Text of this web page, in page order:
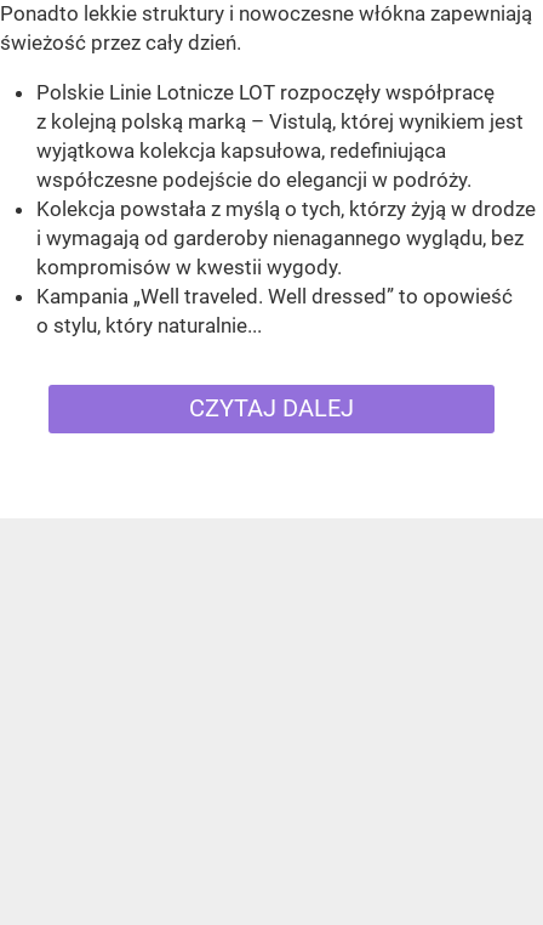
Ponadto lekkie struktury i nowoczesne włókna zapewniają
świeżość przez cały dzień.
Polskie Linie Lotnicze LOT rozpoczęły współpracę
z kolejną polską marką – Vistulą, której wynikiem jest
wyjątkowa kolekcja kapsułowa, redefiniująca
współczesne podejście do elegancji w podróży.
Kolekcja powstała z myślą o tych, którzy żyją w drodze
i wymagają od garderoby nienagannego wyglądu, bez
kompromisów w kwestii wygody.
Kampania „Well traveled. Well dressed” to opowieść
o stylu, który naturalnie...
CZYTAJ DALEJ